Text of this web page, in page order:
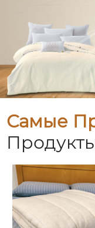
Самые